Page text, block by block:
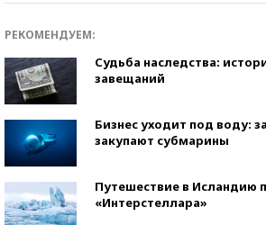
РЕКОМЕНДУЕМ:
Судьба наследства:
завещаний
Бизнес уходит под воду:
закупают субмарины
Путешествие в Исландию
«Интерстеллара»